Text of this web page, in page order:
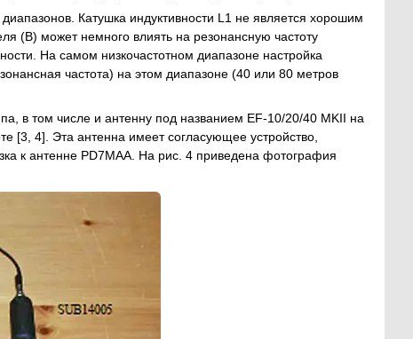
Катушка индуктивности L1 не является хорошим
(В) может немного влиять на резонансную частоту
На самом низкочастотном диапазоне настройка
частота) на этом диапазоне (40 или 80 метров
в том числе и антенну под названием EF-10/20/40 MKII на
[3, 4]. Эта антенна имеет согласующее устройство,
к антенне PD7MAA. На рис. 4 приведена фотография